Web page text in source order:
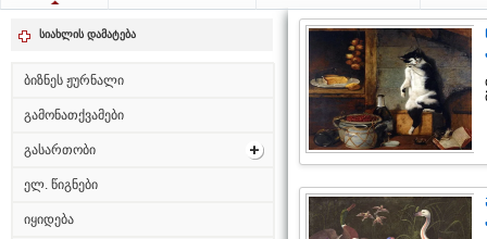
სიახლის დამატება
ბიზნეს ჟურნალი
გამონათქვამები
გასართობი
ელ. წიგნები
იყიდება